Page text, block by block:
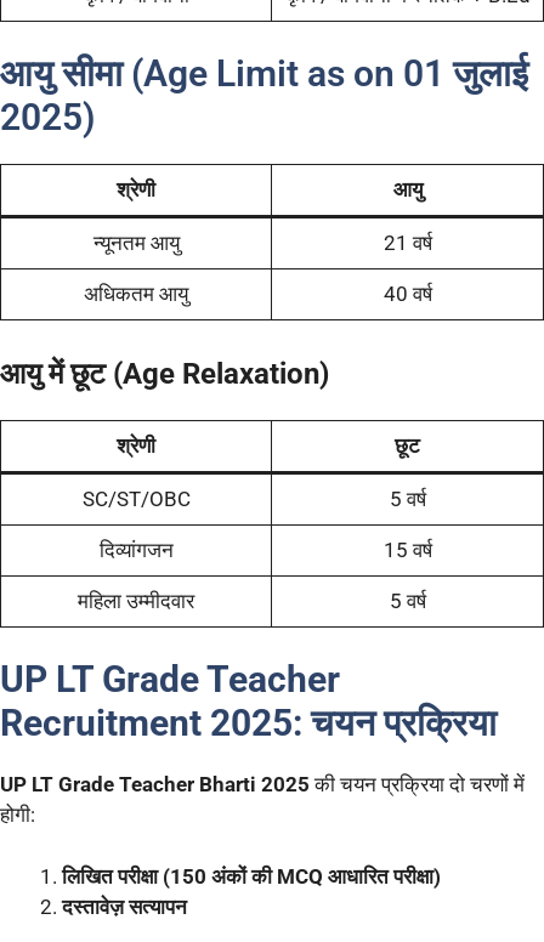
आयु सीमा (Age Limit as on 01 जुलाई
2025)
श्रेणी आयु
न्यूनतम आयु 21 वर्ष
अधिकतम आयु 40 वर्ष
आयु में छूट (Age Relaxation)
श्रेणी छूट
SC/ST/OBC 5 वर्ष
दिव्यांगजन 15 वर्ष
महिला उम्मीदवार 5 वर्ष
UP LT Grade Teacher
Recruitment 2025: चयन प्रक्रिया
UP LT Grade Teacher Bharti 2025 की चयन प्रक्रिया दो चरणों में
होगी:
लिखित परीक्षा (150 अंकों की MCQ आधारित परीक्षा)
दस्तावेज़ सत्यापन